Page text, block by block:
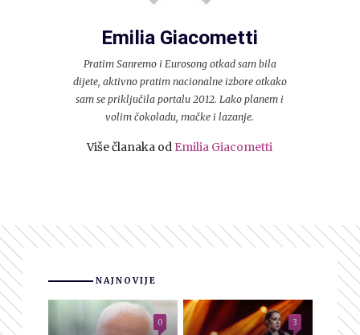
Emilia Giacometti
Pratim Sanremo i Eurosong otkad sam bila
dijete, aktivno pratim nacionalne izbore otkako
sam se priključila portalu 2012. Lako planem i
volim čokoladu, mačke i lazanje.
Više članaka od Emilia Giacometti
NAJNOVIJE
0 3